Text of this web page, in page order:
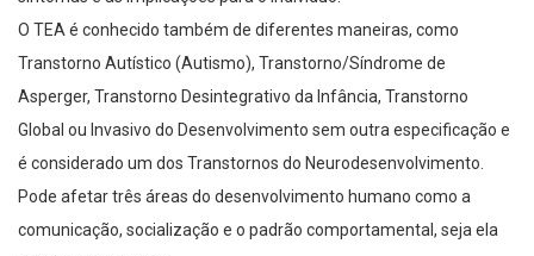
O TEA é conhecido também de diferentes maneiras, como
Transtorno Autístico (Autismo), Transtorno/Síndrome de
Asperger, Transtorno Desintegrativo da Infância, Transtorno
Global ou Invasivo do Desenvolvimento sem outra especificação e
é considerado um dos Transtornos do Neurodesenvolvimento.
Pode afetar três áreas do desenvolvimento humano como a
comunicação, socialização e o padrão comportamental, seja ela